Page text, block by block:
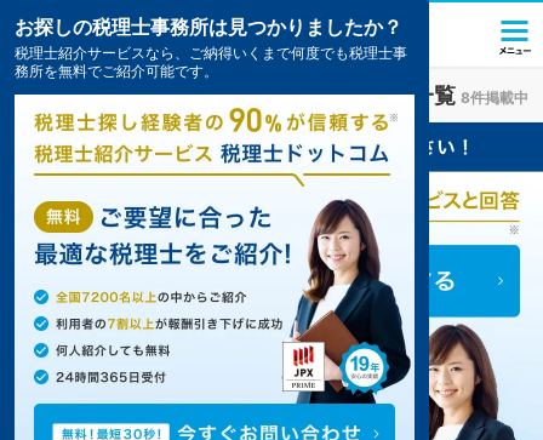
速星駅(富山県)の税理士・会計事務所の一覧 8件掲載中
お探しの税理士事務所は見つかりましたか？
税理士紹介サービスなら、ご納得いくまで何度でも税理士事
務所を無料でご紹介可能です。